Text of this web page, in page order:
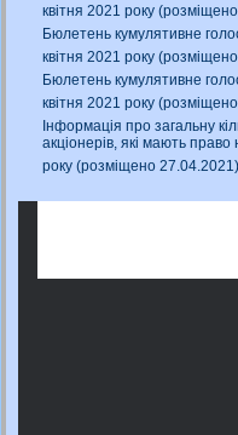
квітня 2021 року
Бюлетень кумулятивне
квітня 2021 року
Бюлетень кумулятивне
квітня 2021 року
Інформація про загальну
акціонерів, які мають
року (розміщено